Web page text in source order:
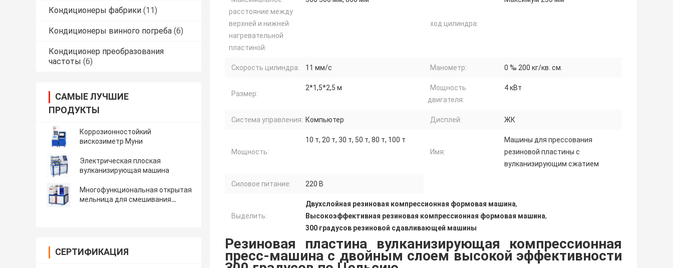
Кондиционеры фабрики (11)
Кондиционеры винного погреба (6)
Кондиционер преобразования
частоты (6)
САМЫЕ ЛУЧШИЕ
ПРОДУКТЫ
Коррозионностойкий
вискозиметр Муни
Электрическая плоская
вулканизирующая машина
Многофункциональная открытая
мельница для смешивания
СЕРТИФИКАЦИЯ
расстояние между
верхней и нижней
нагревательной
пластиной:
ход цилиндра:
Скорость цилиндра: 11 мм/с Манометр: 0 ‰ 200 кг/кв. см.
Размер:
2*1,5*2,5 м
Мощность
двигателя:
4 кВт
Система управления: Компьютер Дисплей: ЖК
Мощность:
10 т, 20 т, 30 т, 50 т, 80 т, 100 т
Имя:
Машины для прессования
резиновой пластины с
вулканизирующим сжатием
Силовое питание: 220 В
Выделить:
Двухслойная резиновая компрессионная формовая машина,
Высокоэффективная резиновая компрессионная формовая машина,
300 градусов резиновой сдавливающей машины
Резиновая пластина вулканизирующая компрессионная
пресс-машина с двойным слоем высокой эффективности